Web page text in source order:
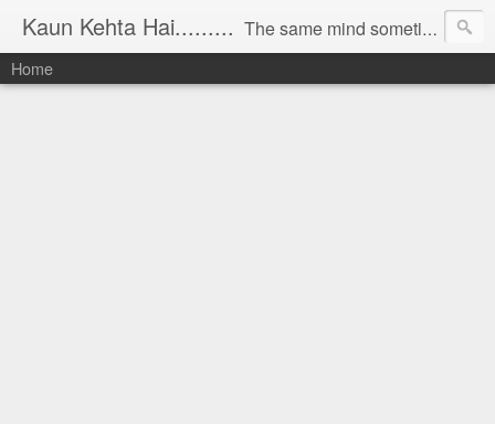
Kaun Kehta Hai......... The same mind sometimes talks to bring revolution in the country and sometimes writes something in solitude, sometimes when at work finds interesting things and sometimes comments on its own imagination. The same mind appreciates the Nature, sayings and doings of human and scolds them sometimes. In short, all this is Mind game. The Blog 'Kaun Kehta hai...' is thus documenting all that mind states at different times and in different circumstances.
Home